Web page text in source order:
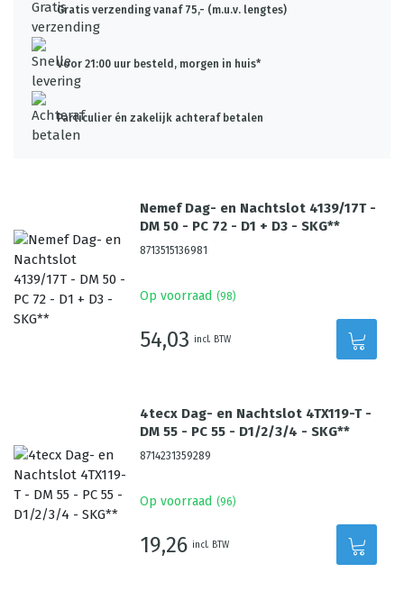
Gratis verzending vanaf 75,- (m.u.v. lengtes)
Voor 21:00 uur besteld, morgen in huis*
Particulier én zakelijk achteraf betalen
Nemef Dag- en Nachtslot 4139/17T -
DM 50 - PC 72 - D1 + D3 - SKG**
8713515136981
Op voorraad (98)
54,03 incl. BTW
4tecx Dag- en Nachtslot 4TX119-T -
DM 55 - PC 55 - D1/2/3/4 - SKG**
8714231359289
Op voorraad (96)
19,26 incl. BTW